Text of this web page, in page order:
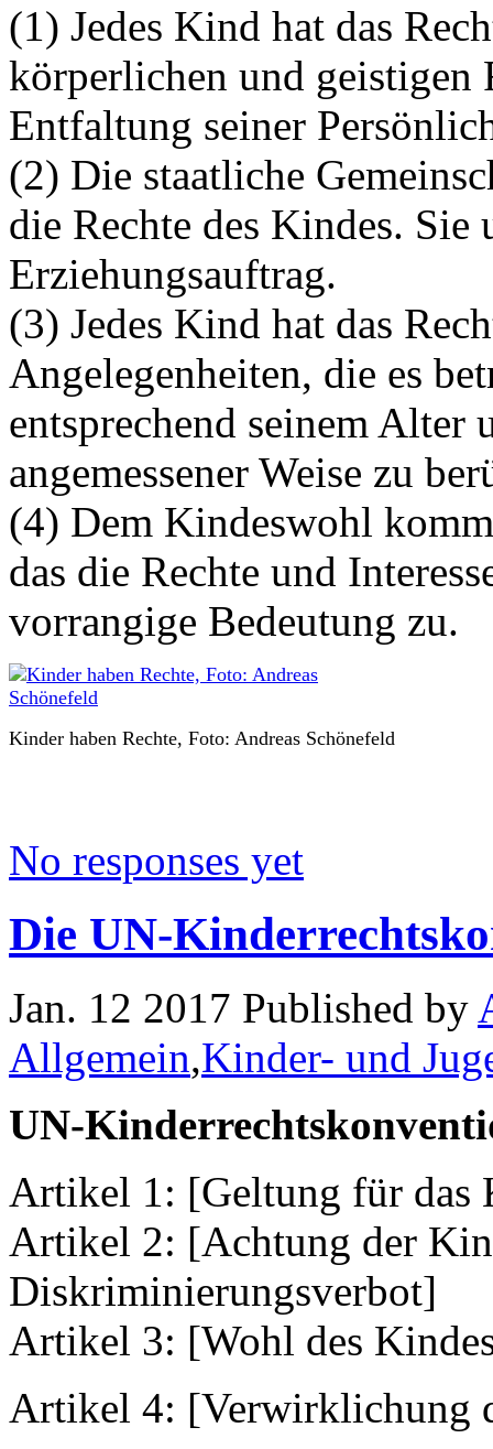
(1) Jedes Kind hat das
körperlichen und geistigen
Entfaltung seiner
(2) Die staatliche
die Rechte des Kindes.
Erziehungsauftrag.
(3) Jedes Kind hat das
Angelegenheiten, die es
entsprechend seinem
angemessener Weise zu
(4) Dem Kindeswohl
das die Rechte und
vorrangige Bedeutung zu.
Kinder haben Rechte, Foto: Andreas Schönefeld
No responses yet
Die UN-
Jan. 12 2017 Published by
Allgemein,Kinder- und
UN-
Artikel 1: [Geltung für das
Artikel 2: [Achtung der
Diskriminierungsverbot]
Artikel 3: [Wohl des
Artikel 4: [Verwirklichung